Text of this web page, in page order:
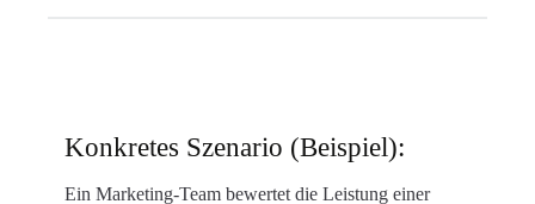
Konkretes Szenario (Beispiel):
Ein Marketing-Team bewertet die Leistung einer